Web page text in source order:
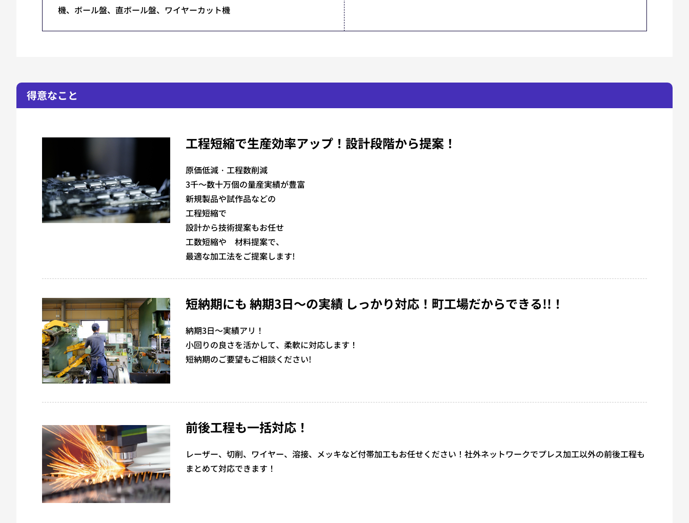
機、ボール盤、直ボール盤、ワイヤーカット機
得意なこと
工程短縮で生産効率アップ！設計段階から提案！
原価低減・工程数削減
3千～数十万個の量産実績が豊富
新規製品や試作品などの
工程短縮で
設計から技術提案もお任せ
工数短縮や 材料提案で、
最適な加工法をご提案します!
短納期にも 納期3日～の実績 しっかり対応！町工場だからできる!!！
納期3日～実績アリ！
小回りの良さを活かして、柔軟に対応します！
短納期のご要望もご相談ください!
前後工程も一括対応！
レーザー、切削、ワイヤー、溶接、メッキなど付帯加工もお任せください！社外ネットワークでプレス加工以外の前後工程も
まとめて対応できます！